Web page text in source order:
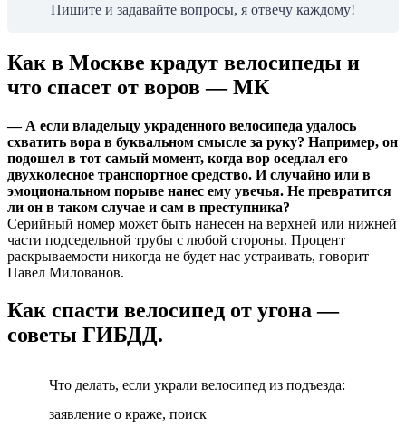
Пишите и задавайте вопросы, я отвечу каждому!
Как в Москве крадут велосипеды и
что спасет от воров — МК
— А если владельцу украденного велосипеда удалось
схватить вора в буквальном смысле за руку? Например, он
подошел в тот самый момент, когда вор оседлал его
двухколесное транспортное средство. И случайно или в
эмоциональном порыве нанес ему увечья. Не превратится
ли он в таком случае и сам в преступника?
Серийный номер может быть нанесен на верхней или нижней
части подседельной трубы с любой стороны. Процент
раскрываемости никогда не будет нас устраивать, говорит
Павел Милованов.
Как спасти велосипед от угона —
советы ГИБДД.
Что делать, если украли велосипед из подъезда:
заявление о краже, поиск